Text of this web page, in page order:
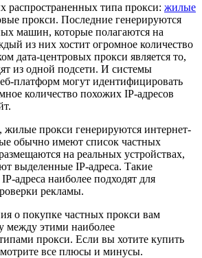
распространенных типа прокси: жилые
прокси. Последние генерируются
машин, которые полагаются на
из них хостит огромное количество
дата-центровых прокси является то,
из одной подсети. И системы
платформ могут идентифицировать
количество похожих IP-адресов
прокси генерируются интернет-
обычно имеют список частных
на реальных устройствах,
выделенные IP-адреса. Такие
адреса наиболее подходят для
рекламы.
о покупке частных прокси вам
между этими наиболее
прокси. Если вы хотите купить
все плюсы и минусы.